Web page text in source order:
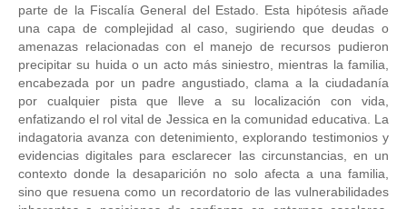
parte de la Fiscalía General del Estado. Esta hipótesis añade
una capa de complejidad al caso, sugiriendo que deudas o
amenazas relacionadas con el manejo de recursos pudieron
precipitar su huida o un acto más siniestro, mientras la familia,
encabezada por un padre angustiado, clama a la ciudadanía
por cualquier pista que lleve a su localización con vida,
enfatizando el rol vital de Jessica en la comunidad educativa. La
indagatoria avanza con detenimiento, explorando testimonios y
evidencias digitales para esclarecer las circunstancias, en un
contexto donde la desaparición no solo afecta a una familia,
sino que resuena como un recordatorio de las vulnerabilidades